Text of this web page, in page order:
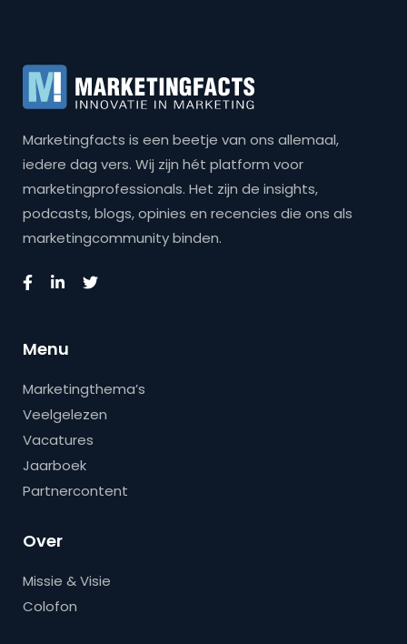
Marketingfacts is een beetje van ons allemaal,
iedere dag vers. Wij zijn hét platform voor
marketingprofessionals. Het zijn de insights,
podcasts, blogs, opinies en recencies die ons als
marketingcommunity binden.
Menu
Marketingthema’s
Veelgelezen
Vacatures
Jaarboek
Partnercontent
Over
Missie & Visie
Colofon